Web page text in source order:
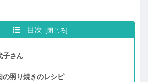
目次
子さん
の照り焼きのレシピ